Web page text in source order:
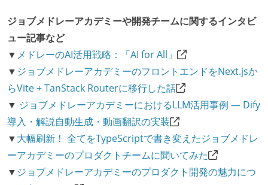
ジョブメドレーアカデミーや開発チームに関するインタビ
ュー記事など
▼ メドレーのAI活用戦略：「AI for All」
▼ ジョブメドレーアカデミーのフロントエンドをNext.jsか
らVite + TanStack Routerに移行した話
▼ ジョブメドレーアカデミーにおけるLLM活用事例 — Dify
導入・解説自動生成・動画翻訳の実装
▼大幅刷新！ 全てをTypeScriptで書き変えたジョブメドレ
ーアカデミーのプロダクトチームに聞いてみた
▼ ジョブメドレーアカデミーのプロダクト開発の魅力につ